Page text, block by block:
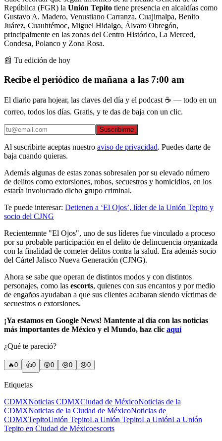
República (FGR) la Unión Tepito tiene presencia en alcaldías como
Gustavo A. Madero, Venustiano Carranza, Cuajimalpa, Benito
Juárez, Cuauhtémoc, Miguel Hidalgo, Álvaro Obregón,
principalmente en las zonas del Centro Histórico, La Merced,
Condesa, Polanco y Zona Rosa.
📰 Tu edición de hoy
Recibe el periódico de mañana a las 7:00 am
El diario para hojear, las claves del día y el podcast ☕ — todo en un
correo, todos los días. Gratis, y te das de baja con un clic.
Suscribirme
Al suscribirte aceptas nuestro aviso de privacidad. Puedes darte de
baja cuando quieras.
Además algunas de estas zonas sobresalen por su elevado número
de delitos como extorsiones, robos, secuestros y homicidios, en los
estaría involucrado dicho grupo criminal.
Te puede interesar: Detienen a ‘El Ojos’, líder de la Unión Tepito y
socio del CJNG
Recientemnte "El Ojos", uno de sus líderes fue vinculado a proceso
por su probable participación en el delito de delincuencia organizada
con la finalidad de cometer delitos contra la salud. Era además socio
del Cártel Jalisco Nueva Generación (CJNG).
Ahora se sabe que operan de distintos modos y con distintos
personajes, como las escorts, quienes con sus encantos y por medio
de engaños ayudaban a que sus clientes acabaran siendo víctimas de
secuestros o extorsiones.
¡Ya estamos en Google News! Mantente al día con las noticias
más importantes de México y el Mundo, haz clic aquí
¿Qué te pareció?
🔥0 👍0 😲0 😢0 😠0
Etiquetas
CDMXNoticias CDMXCiudad de MéxicoNoticias de la
CDMXNoticias de la Ciudad de MéxicoNoticias de
CDMXTepitoUnión TepitoLa Unión TepitoLa UniónLa Unión
Tepito en Ciudad de Méxicoescorts